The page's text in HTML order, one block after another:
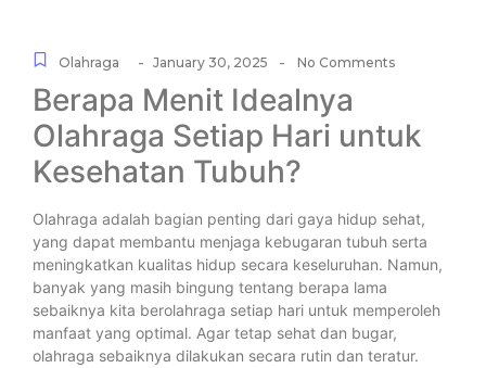
Olahraga - January 30, 2025 - No Comments
Berapa Menit Idealnya
Olahraga Setiap Hari untuk
Kesehatan Tubuh?
Olahraga adalah bagian penting dari gaya hidup sehat,
yang dapat membantu menjaga kebugaran tubuh serta
meningkatkan kualitas hidup secara keseluruhan. Namun,
banyak yang masih bingung tentang berapa lama
sebaiknya kita berolahraga setiap hari untuk memperoleh
manfaat yang optimal. Agar tetap sehat dan bugar,
olahraga sebaiknya dilakukan secara rutin dan teratur.